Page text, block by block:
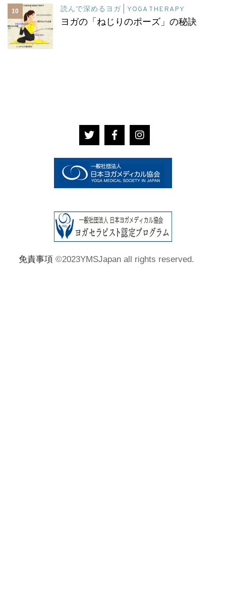
10 読んで深めるヨガ | YOGA THERAPY
ヨガの「ねじりのポーズ」の秘訣
免責事項 ©2023YMSJapan all rights reserved.